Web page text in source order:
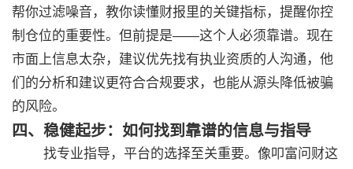
帮你过滤噪音，教你读懂财报里的关键指标，提醒你控
制仓位的重要性。但前提是——这个人必须靠谱。现在
市面上信息太杂，建议优先找有执业资质的人沟通，他
们的分析和建议更符合合规要求，也能从源头降低被骗
的风险。
四、稳健起步：如何找到靠谱的信息与指导
找专业指导，平台的选择至关重要。像叩富问财这